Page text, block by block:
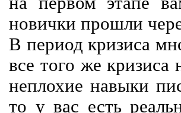
новички прошли
В период кризиса
все того же кризиса
неплохие навыки
то у вас есть